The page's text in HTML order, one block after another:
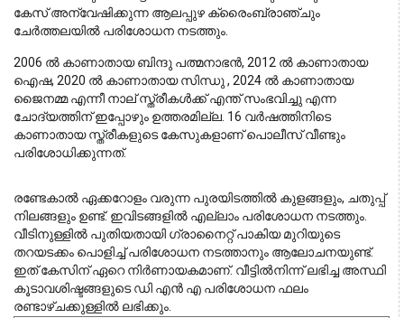
കേസ് അന്വേഷിക്കുന്ന ആലപ്പുഴ ക്രൈംബ്രാഞ്ചും
ചേര്‍ത്തലയില്‍ പരിശോധന നടത്തും.
2006 ല്‍ കാണാതായ ബിന്ദു പത്മനാഭന്‍, 2012 ല്‍ കാണാതായ
ഐഷ, 2020 ല്‍ കാണാതായ സിന്ധു , 2024 ല്‍ കാണാതായ
ജൈനമ്മ എന്നീ നാല് സ്ത്രീകള്‍ക്ക് എന്ത് സംഭവിച്ചു എന്ന
ചോദ്യത്തിന് ഇപ്പോഴും ഉത്തരമില്ല. 16 വര്‍ഷത്തിനിടെ
കാണാതായ സ്ത്രീകളുടെ കേസുകളാണ് പൊലീസ് വീണ്ടും
പരിശോധിക്കുന്നത്.
രണ്ടേകാല്‍ ഏക്കറോളം വരുന്ന പുരയിടത്തില്‍ കുളങ്ങളും, ചതുപ്പ്
നിലങ്ങളും ഉണ്ട്. ഇവിടങ്ങളില്‍ എല്ലാം പരിശോധന നടത്തും.
വീടിനുള്ളില്‍ പുതിയതായി ഗ്രാനൈറ്റ് പാകിയ മുറിയുടെ
തറയടക്കം പൊളിച്ച് പരിശോധന നടത്താനും ആലോചനയുണ്ട്.
ഇത് കേസിന് ഏറെ നിര്‍ണായകമാണ്. വീട്ടില്‍നിന്ന് ലഭിച്ച അസ്ഥി
കൂടാവശിഷ്ടങ്ങളുടെ ഡി എന്‍ എ പരിശോധന ഫലം
രണ്ടാഴ്ചക്കുള്ളില്‍ ലഭിക്കും.